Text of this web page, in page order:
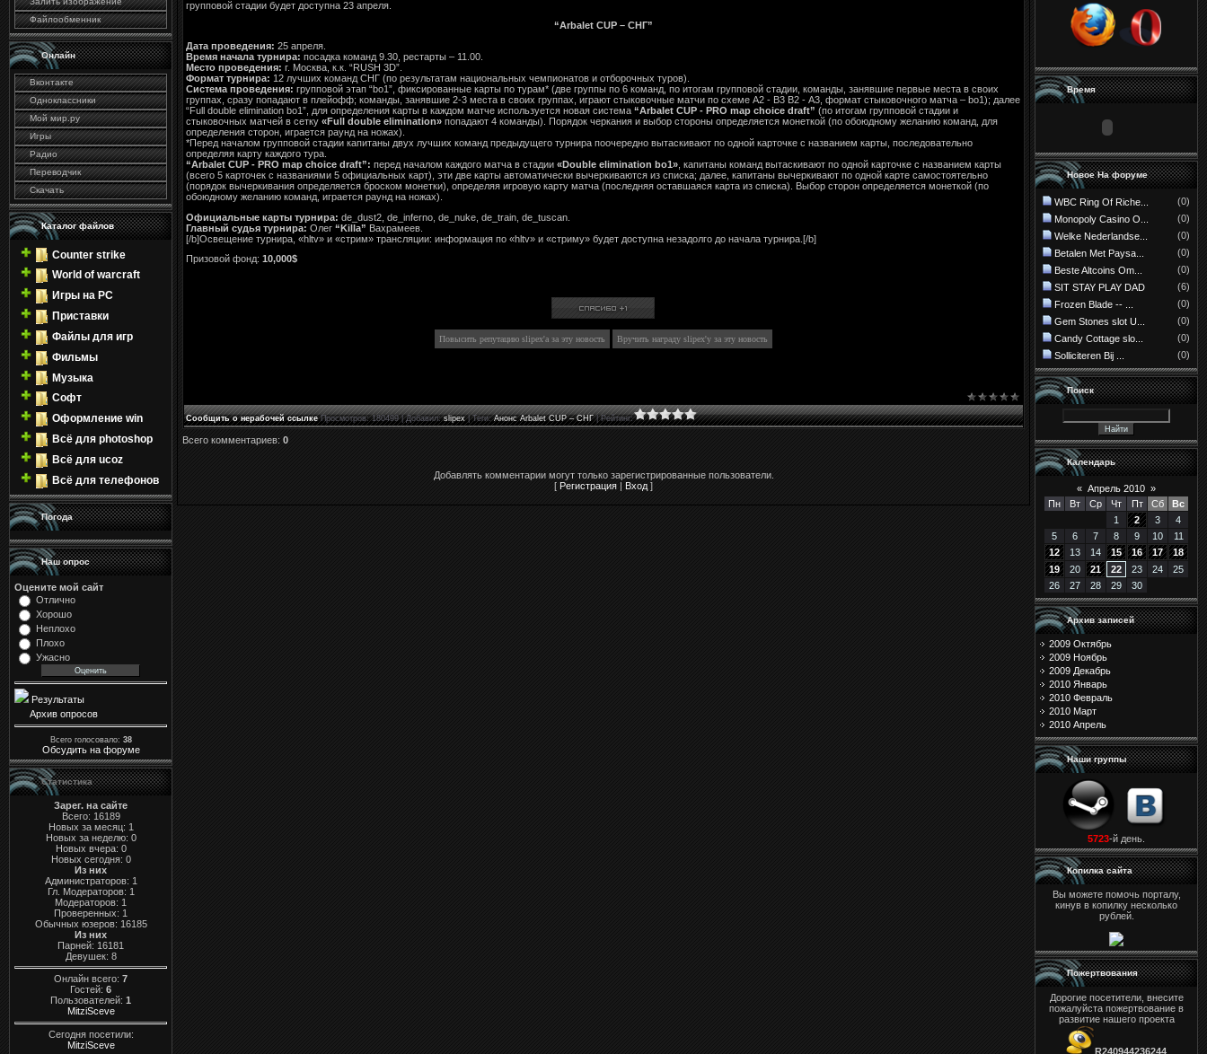
Файлообменник
Онлайн
Вконтакте
Одноклассники
Мой мир.ру
Игры
Радио
Переводчик
Скачать
Каталог файлов
Counter strike
World of warcraft
Игры на PC
Приставки
Файлы для игр
Фильмы
Музыка
Софт
Оформление win
Всё для photoshop
Всё для ucoz
Всё для телефонов
Погода
Наш опрос
Оцените мой сайт
Отлично
Хорошо
Неплохо
Плохо
Ужасно
Результаты
Архив опросов
Всего голосовало: 38
Обсудить на форуме
Статистика
Зарег. на сайте
Всего: 16189
Новых за месяц: 1
Новых за неделю: 0
Новых вчера: 0
Новых сегодня: 0
Из них
Администраторов: 1
Гл. Модераторов: 1
Модераторов: 1
Проверенных: 1
Обычных юзеров: 16185
Из них
Парней: 16181
Девушек: 8
Онлайн всего: 7
Гостей: 6
Пользователей: 1
MitziSceve
Сегодня посетили:
MitziSceve
групповой стадии будет доступна 23 апреля.
“Arbalet CUP – СНГ”
Дата проведения: 25 апреля.
Время начала турнира: посадка команд 9.30, рестарты – 11.00.
Место проведения: г. Москва, к.к. “RUSH 3D”.
Формат турнира: 12 лучших команд СНГ (по результатам национальных чемпионатов и отборочных туров).
Система проведения: групповой этап “bo1”, фиксированные карты по турам* (две группы по 6 команд, по итогам групповой стадии, команды, занявшие первые места в своих
группах, сразу попадают в плейофф; команды, занявшие 2-3 места в своих группах, играют стыковочные матчи по схеме А2 - В3 В2 - А3, формат стыковочного матча – bo1); далее
“Full double elimination bo1”, для определения карты в каждом матче используется новая система “Arbalet CUP - PRO map choice draft” (по итогам групповой стадии и
стыковочных матчей в сетку «Full double elimination» попадают 4 команды). Порядок черкания и выбор стороны определяется монеткой (по обоюдному желанию команд, для
определения сторон, играется раунд на ножах).
*Перед началом групповой стадии капитаны двух лучших команд предыдущего турнира поочередно вытаскивают по одной карточке с названием карты, последовательно
определяя карту каждого тура.
“Arbalet CUP - PRO map choice draft”: перед началом каждого матча в стадии «Double elimination bo1» , капитаны команд вытаскивают по одной карточке с названием карты
(всего 5 карточек с названиями 5 официальных карт), эти две карты автоматически вычеркиваются из списка; далее, капитаны вычеркивают по одной карте самостоятельно
(порядок вычеркивания определяется броском монетки), определяя игровую карту матча (последняя оставшаяся карта из списка). Выбор сторон определяется монеткой (по
обоюдному желанию команд, играется раунд на ножах).
Официальные карты турнира: de_dust2, de_inferno, de_nuke, de_train, de_tuscan.
Главный судья турнира: Олег “Killa” Вахрамеев.
[/b]Освещение турнира, «hltv» и «стрим» трансляции: информация по «hltv» и «стриму» будет доступна незадолго до начала турнира.[/b]
Призовой фонд: 10,000$
Сообщить о нерабочей ссылке Просмотров: 180499 |Добавил:slipex|Теги:Анонс Arbalet CUP – СНГ|Рейтинг:
Всего комментариев: 0
Добавлять комментарии могут только зарегистрированные пользователи.
[ Регистрация Вход ]
Время
Новое На форуме
WBC Ring Of Riche...
(0)
Monopoly Casino O...
(0)
Welke Nederlandse...
(0)
Betalen Met Paysa...
(0)
Beste Altcoins Om...
(0)
SIT STAY PLAY DAD
(6)
Frozen Blade -- ...
(0)
Gem Stones slot U...
(0)
Candy Cottage slo...
(0)
Solliciteren Bij ...
(0)
Поиск
Календарь
« Апрель 2010 »
Пн
Вт Ср Чт Пт Сб
Вс
1
2 3
4
5
6 7 8 9 10
11
12
13 14 15 16 17
18
19
20 21 22 23 24
25
26
27 28 29 30
Архив записей
2009 Октябрь
2009 Ноябрь
2009 Декабрь
2010 Январь
2010 Февраль
2010 Март
2010 Апрель
Наши группы
5723-й день.
Копилка сайта
Вы можете помочь порталу,
кинув в копилку несколько
рублей.
Пожертвования
Дорогие посетители, внесите
пожалуйста пожертвование в
развитие нашего проекта
R240944236244